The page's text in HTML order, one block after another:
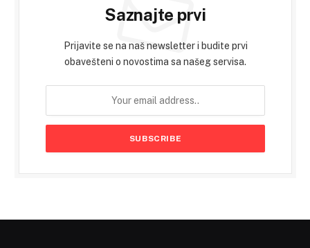
Saznajte prvi
Prijavite se na naš newsletter i budite prvi
obavešteni o novostima sa našeg servisa.